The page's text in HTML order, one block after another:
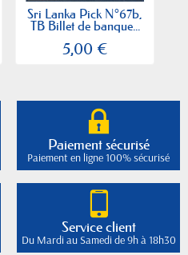
Sri Lanka Pick N°67b,
TB Billet de banque...
5,00 €
Paiement sécurisé
Paiement en ligne 100% sécurisé
Service client
Du Mardi au Samedi de 9h à 18h30